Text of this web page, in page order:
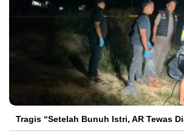
Tragis “Setelah Bunuh Istri, AR Tewas